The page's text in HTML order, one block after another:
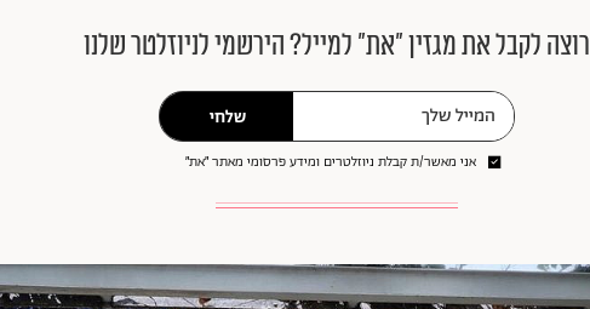
רוצה לקבל את מגזין ״את״ למייל? הירשמי לניוזלטר שלנו
שלחי
אני מאשר/ת קבלת ניוזלטרים ומידע פרסומי מאתר ״את״